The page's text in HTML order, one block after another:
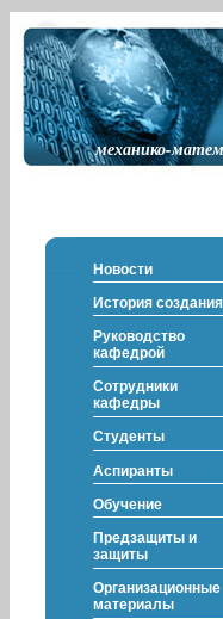
механико-
Новости
История создания
Руководство
кафедрой
Сотрудники
кафедры
Студенты
Аспиранты
Обучение
Предзащиты и
защиты
Организационные
материалы